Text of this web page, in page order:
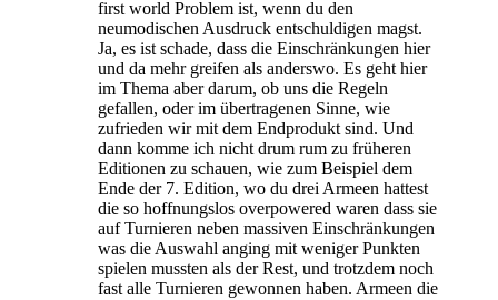
first world Problem ist, wenn du den
neumodischen Ausdruck entschuldigen magst.
Ja, es ist schade, dass die Einschränkungen hier
und da mehr greifen als anderswo. Es geht hier
im Thema aber darum, ob uns die Regeln
gefallen, oder im übertragenen Sinne, wie
zufrieden wir mit dem Endprodukt sind. Und
dann komme ich nicht drum rum zu früheren
Editionen zu schauen, wie zum Beispiel dem
Ende der 7. Edition, wo du drei Armeen hattest
die so hoffnungslos overpowered waren dass sie
auf Turnieren neben massiven Einschränkungen
was die Auswahl anging mit weniger Punkten
spielen mussten als der Rest, und trotzdem noch
fast alle Turnieren gewonnen haben. Armeen die